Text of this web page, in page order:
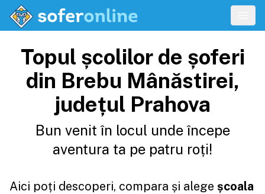
Topul școlilor de șoferi
din Brebu Mânăstirei,
județul Prahova
Bun venit în locul unde începe
aventura ta pe patru roți!
Aici poți descoperi, compara și alege școala